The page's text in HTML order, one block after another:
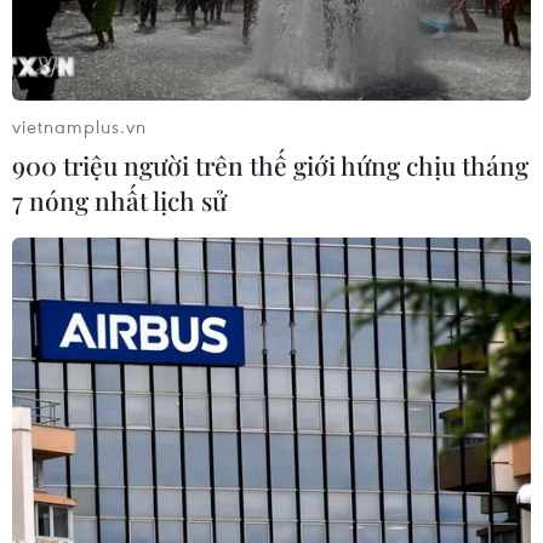
Ảnh minh họa. (Nguồn: AFP)
Theo phóng viên TTXVN tại Brussels, sáng 28/1
(giờ địa phương), một chiếc máy bay du lịch đã
bị rơi tại Spa, miền Đông nước Bỉ.
Máy bay rơi gần sân bay địa phương, khiến 2
vietnamplus.vn
900 triệu người trên thế giới hứng chịu tháng
7 nóng nhất lịch sử